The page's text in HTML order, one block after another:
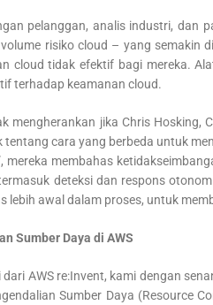
pelanggan, analis industri,
risiko cloud – yang
cloud tidak efektif bagi mereka.
terhadap keamanan cloud.
mengherankan jika Chris Hosking,
cara yang berbeda untuk
mereka membahas
deteksi dan respons
lebih awal dalam proses, untuk
Sumber Daya di AWS
AWS re:Invent, kami dengan
Sumber Daya (Resource